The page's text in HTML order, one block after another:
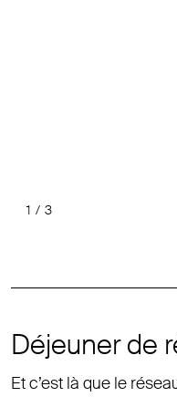
1 / 3
Déjeuner de
Et c’est là que le